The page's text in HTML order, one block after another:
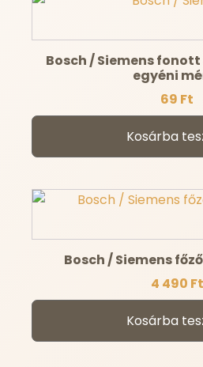
Bosch / Siemens
egyéni
69 Ft
Kosárba
Bosch / Siemens
4 490 Ft
Kosárba